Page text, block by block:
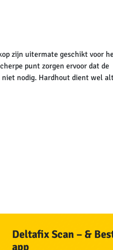
zijn uitermate geschikt voor
punt zorgen ervoor dat de
nodig. Hardhout dient wel
Deltafix Scan – &
app